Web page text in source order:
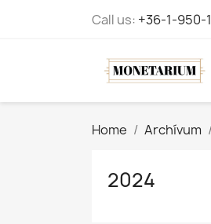
Call us: +36-1-950-
Home Archívum
2024